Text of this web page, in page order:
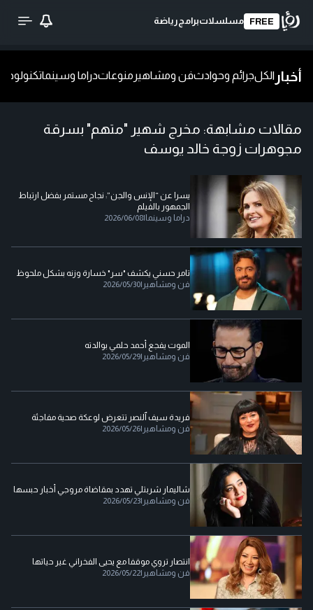
FREE مسلسلاتبرامج رياضة
أخبار الكلجرائم وحوادثفن ومشاهير منوعاتدراما وسينماتكنولوجيا
مقالات مشابهة: مخرج شهير "متهم" بسرقة
مجوهرات زوجة خالد يوسف
يسرا عن “الإنس والجن”: نجاح مستمر بفضل ارتباط
الجمهور بالفيلم
دراما وسينما |
2026/06/08
تامر حسني يكشف "سر" خسارة وزنه بشكل ملحوظ
فن ومشاهير |
2026/05/30
الموت يفجع أحمد حلمي بوالدته
فن ومشاهير |
2026/05/29
فريدة سيف ٱلنصر تتعرض لوعكة صحية مفاجئة
فن ومشاهير |
2026/05/26
شاليمار شربتلي تهدد بمقاضاة مروجي أخبار حبسها
فن ومشاهير |
2026/05/23
انتصار تروي موقفا مع يحيى الفخراني غير حياتها
فن ومشاهير |
2026/05/22